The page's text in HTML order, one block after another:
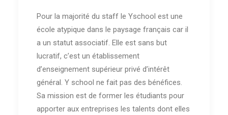
Pour la majorité du staff le Yschool est une
école atypique dans le paysage français car il
a un statut associatif. Elle est sans but
lucratif, c’est un établissement
d’enseignement supérieur privé d’intérêt
général. Y school ne fait pas des bénéfices.
Sa mission est de former les étudiants pour
apporter aux entreprises les talents dont elles